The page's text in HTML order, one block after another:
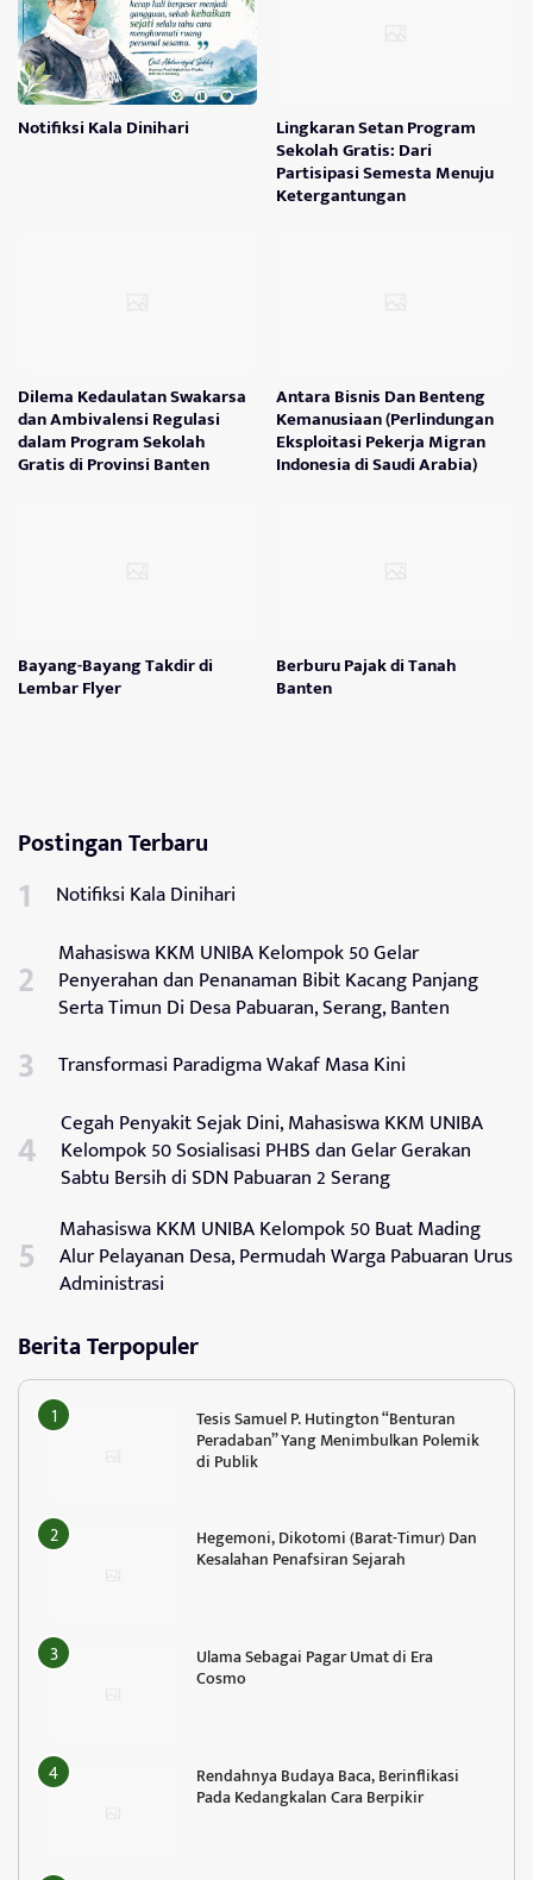
Notifiksi Kala Dinihari Lingkaran Setan Program
Sekolah Gratis: Dari
Partisipasi Semesta Menuju
Ketergantungan
Dilema Kedaulatan Swakarsa
dan Ambivalensi Regulasi
dalam Program Sekolah
Gratis di Provinsi Banten
Antara Bisnis Dan Benteng
Kemanusiaan (Perlindungan
Eksploitasi Pekerja Migran
Indonesia di Saudi Arabia)
Bayang-Bayang Takdir di
Lembar Flyer
Berburu Pajak di Tanah
Banten
Postingan Terbaru
Notifiksi Kala Dinihari
Mahasiswa KKM UNIBA Kelompok 50 Gelar
Penyerahan dan Penanaman Bibit Kacang Panjang
Serta Timun Di Desa Pabuaran, Serang, Banten
Transformasi Paradigma Wakaf Masa Kini
Cegah Penyakit Sejak Dini, Mahasiswa KKM UNIBA
Kelompok 50 Sosialisasi PHBS dan Gelar Gerakan
Sabtu Bersih di SDN Pabuaran 2 Serang
Mahasiswa KKM UNIBA Kelompok 50 Buat Mading
Alur Pelayanan Desa, Permudah Warga Pabuaran Urus
Administrasi
Berita Terpopuler
Tesis Samuel P. Hutington “Benturan
Peradaban” Yang Menimbulkan Polemik
di Publik
Hegemoni, Dikotomi (Barat-Timur) Dan
Kesalahan Penafsiran Sejarah
Ulama Sebagai Pagar Umat di Era
Cosmo
Rendahnya Budaya Baca, Berinflikasi
Pada Kedangkalan Cara Berpikir